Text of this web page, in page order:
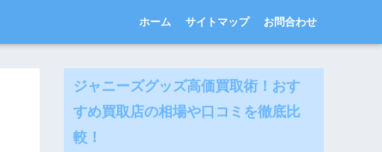
ホーム サイトマップ お問合わせ
ジャニーズグッズ高価買取術！おす
すめ買取店の相場や口コミを徹底比
較！